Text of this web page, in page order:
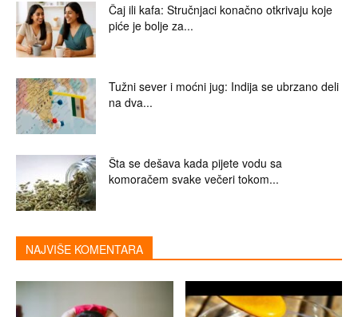
Čaj ili kafa: Stručnjaci konačno otkrivaju koje
piće je bolje za...
Tužni sever i moćni jug: Indija se ubrzano deli
na dva...
Šta se dešava kada pijete vodu sa
komoračem svake večeri tokom...
NAJVIŠE KOMENTARA